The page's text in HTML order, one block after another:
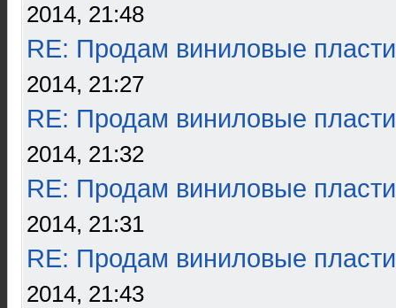
2014, 21:48
RE: Продам виниловые
2014, 21:27
RE: Продам виниловые
2014, 21:32
RE: Продам виниловые
2014, 21:31
RE: Продам виниловые
2014, 21:43